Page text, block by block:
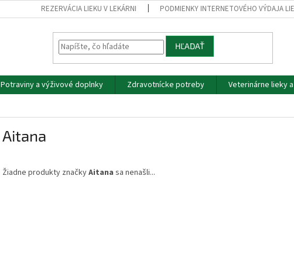
REZERVÁCIA LIEKU V LEKÁRNI PODMIENKY INTERNETOVÉHO VÝDAJA
HĽADAŤ
Potraviny a výživové doplnky Zdravotnícke potreby Veterinárne lieky
Aitana
Žiadne produkty značkyAitana sa nenašli...